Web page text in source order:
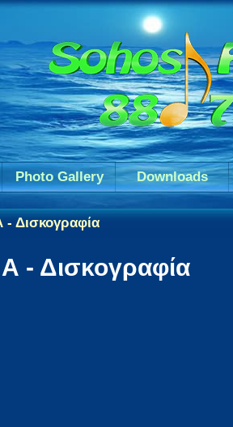
Photo Gallery Downloads
Δισκογραφία
- Δισκογραφία